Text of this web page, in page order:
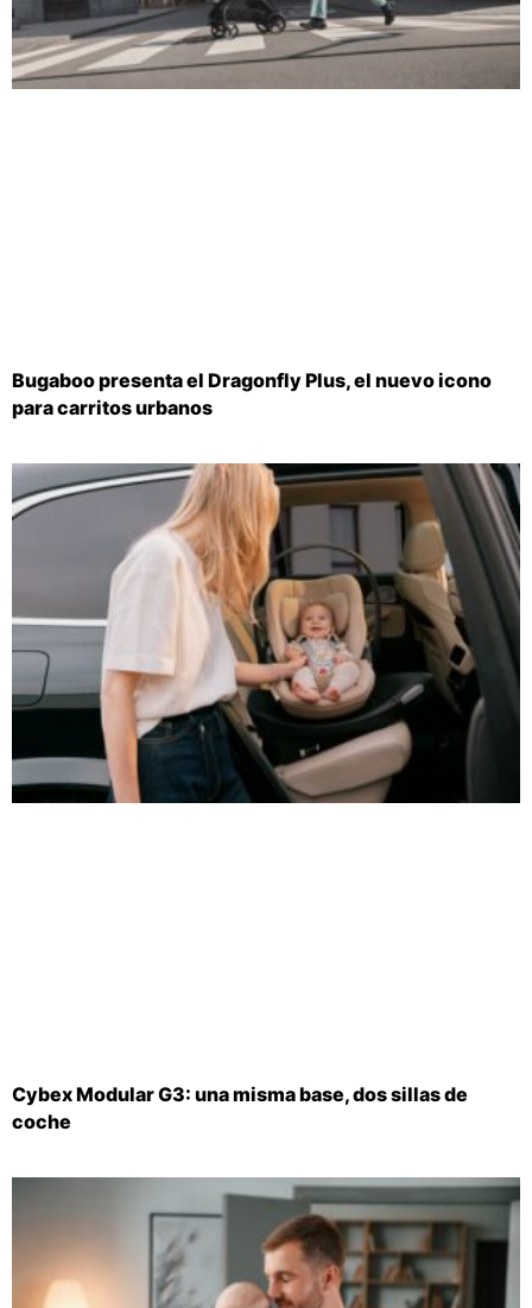
Bugaboo presenta el Dragonfly Plus, el nuevo icono
para carritos urbanos
Cybex Modular G3: una misma base, dos sillas de
coche